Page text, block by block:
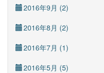
2016年9月 (2)
2016年8月 (2)
2016年7月 (1)
2016年5月 (5)